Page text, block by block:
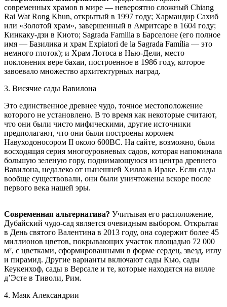
современных храмов в мире — невероятно сложный Chiang
Rai Wat Rong Khun, открытый в 1997 году; Хармандир Сахиб
или «Золотой храм», завершенный в Амритсаре в 1604 году;
Кинкаку-дзи в Киото; Sagrada Familia в Барселоне (его полное
имя — Базилика и храм Expiatori de la Sagrada Família — это
немного глоток); и Храм Лотоса в Нью-Дели, место
поклонения вере бахаи, построенное в 1986 году, которое
завоевало множество архитектурных наград.
3. Висячие сады Вавилона
Это единственное древнее чудо, точное местоположение
которого не установлено. В то время как некоторые считают,
что они были чисто мифическими, другие источники
предполагают, что они были построены королем
Навуходоносором II около 600BC. На сайте, возможно, была
восходящая серия многоуровневых садов, которая напоминала
большую зеленую гору, поднимающуюся из центра древнего
Вавилона, недалеко от нынешней Хилла в Ираке. Если сады
вообще существовали, они были уничтожены вскоре после
первого века нашей эры.
Современная альтернатива? Учитывая его расположение,
Дубайский чудо-сад является очевидным выбором. Открытая
в День святого Валентина в 2013 году, она содержит более 45
миллионов цветов, покрывающих участок площадью 72 000
м², с цветками, сформированными в форме сердец, звезд, иглу
и пирамид. Другие варианты включают сады Кью, сады
Кеукенхоф, сады в Версале и те, которые находятся на вилле
д’Эсте в Тиволи, Рим.
4. Маяк Александрии